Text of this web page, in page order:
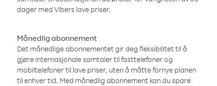
dager med Vibers lave priser.
Månedlig abonnement
Det månedlige abonnementet gir deg fleksibilitet til å
gjøre internasjonale samtaler til fasttelefoner og
mobiltelefoner til lave priser, uten å måtte fornye planen
til enhver tid. Med månedlig abonnement kan du spare